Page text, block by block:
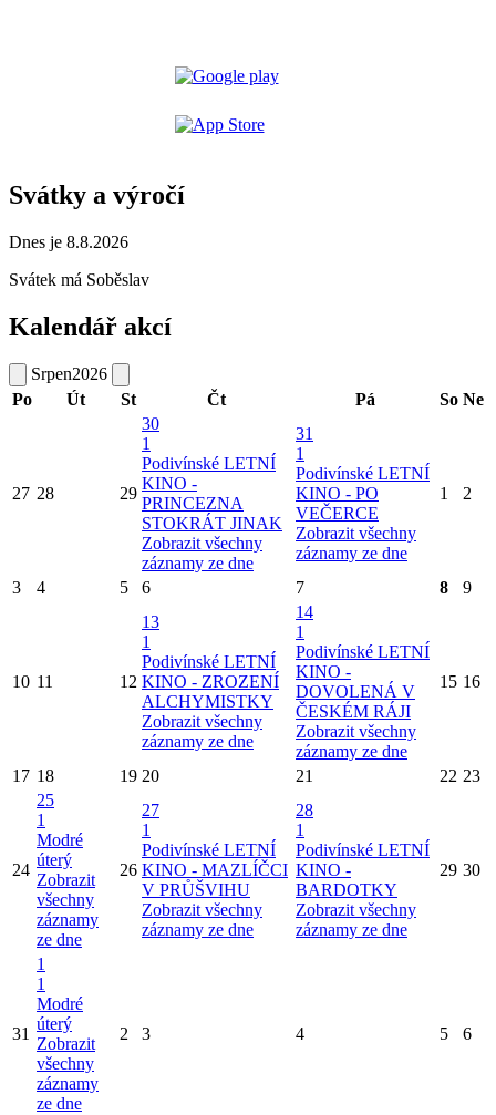
Svátky a výročí
Dnes je 8.8.2026
Svátek má Soběslav
Kalendář akcí
Srpen2026
Po
Út St Čt Pá So Ne
27 28 29
30
1
Podivínské LETNÍ
KINO -
PRINCEZNA
STOKRÁT JINAK
Zobrazit všechny
záznamy ze dne
31
1
Podivínské LETNÍ
KINO - PO
VEČERCE
Zobrazit všechny
záznamy ze dne
1 2
3 4 5 6 7 8 9
10 11 12
13
1
Podivínské LETNÍ
KINO - ZROZENÍ
ALCHYMISTKY
Zobrazit všechny
záznamy ze dne
14
1
Podivínské LETNÍ
KINO -
DOVOLENÁ V
ČESKÉM RÁJI
Zobrazit všechny
záznamy ze dne
15 16
17 18 19 20 21 22 23
24
25
1
Modré
úterý
Zobrazit
všechny
záznamy
ze dne
26
27
1
Podivínské LETNÍ
KINO - MAZLÍČCI
V PRŮŠVIHU
Zobrazit všechny
záznamy ze dne
28
1
Podivínské LETNÍ
KINO -
BARDOTKY
Zobrazit všechny
záznamy ze dne
29 30
31
1
1
Modré
úterý
Zobrazit
všechny
záznamy
ze dne
2 3 4 5 6